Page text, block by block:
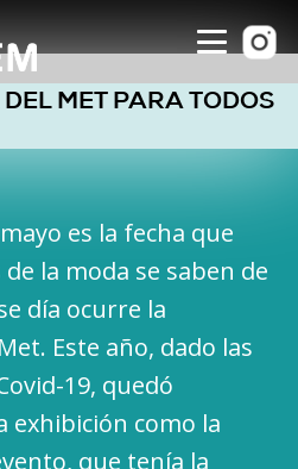
MET PARA TODOS
es la fecha que
la moda se saben de
día ocurre la
Este año, dado las
19, quedó
exhibición como la
que tenía la